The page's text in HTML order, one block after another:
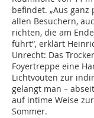
befindet. „Aus
allen Besuchern,
richten, die am
führt“, erklärt
Unrecht: Das
Foyertreppe eine
Lichtvouten zur
gelangt man –
auf intime Weise
Sommer.